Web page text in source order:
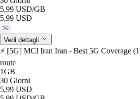
5,99 USD/GB
5,99 USD
5G
Vedi dettagli
⚡️ [5G] MCI Iran Iran - Best 5G Coverage
route
1GB
30 Giorni
5,99 USD